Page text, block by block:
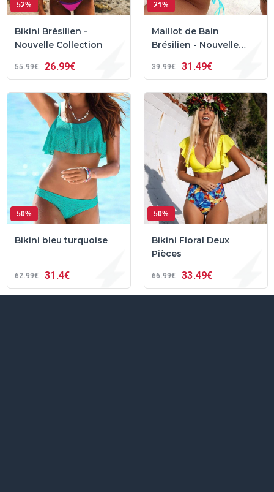
52%
Bikini Brésilien -
Nouvelle Collection
55 99€ 26 99€
21%
Maillot de Bain
Brésilien - Nouvelle
39 99€ 31 49€
50%
Bikini bleu turquoise
62 99€ 31 4€
50%
Bikini Floral Deux
Pièces
66 99€ 33 49€